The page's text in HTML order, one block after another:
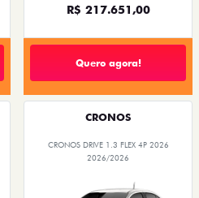
R$ 217.651,00
Quero agora!
CRONOS
CRONOS DRIVE 1.3 FLEX 4P 2026
2026/2026